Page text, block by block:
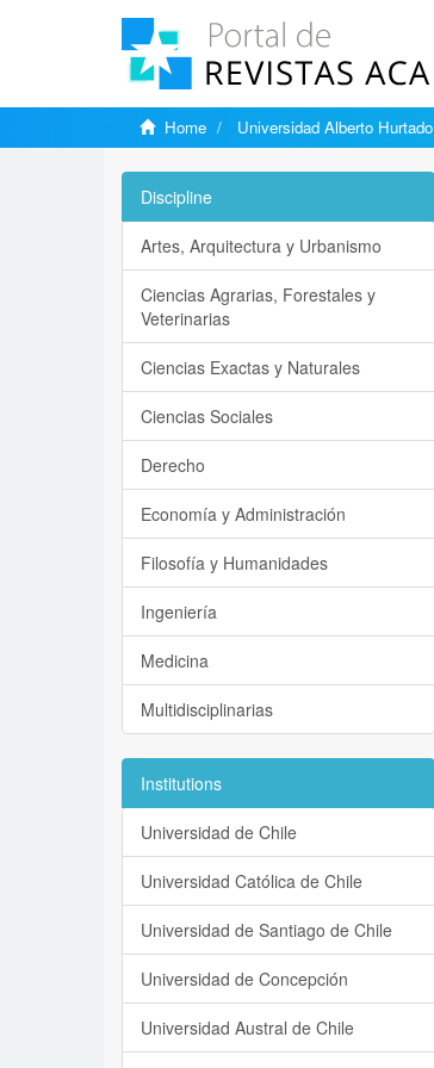
Home Universidad Alberto Hurtado
Discipline
Artes, Arquitectura y Urbanismo
Ciencias Agrarias, Forestales y
Veterinarias
Ciencias Exactas y Naturales
Ciencias Sociales
Derecho
Economía y Administración
Filosofía y Humanidades
Ingeniería
Medicina
Multidisciplinarias
Institutions
Universidad de Chile
Universidad Católica de Chile
Universidad de Santiago de Chile
Universidad de Concepción
Universidad Austral de Chile